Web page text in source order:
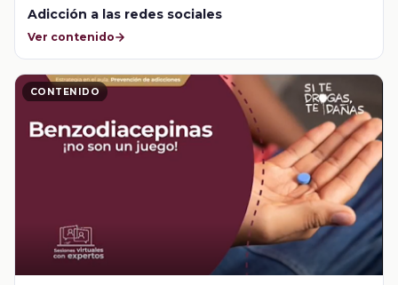
Adicción a las redes sociales
Ver contenido
CONTENIDO